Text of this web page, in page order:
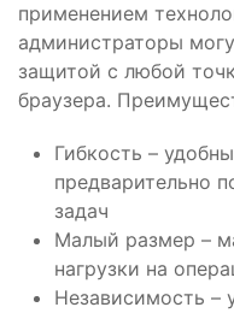
применением
администраторы
защитой с любой
браузера.
Гибкость –
предварительно
задач
Малый размер –
нагрузки на
Независимость –